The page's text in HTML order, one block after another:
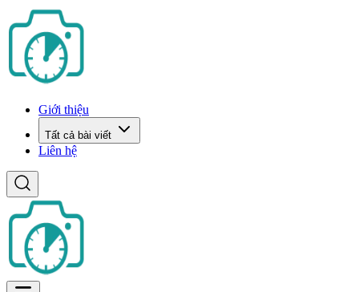
Giới thiệu
Tất cả bài viết
Liên hệ